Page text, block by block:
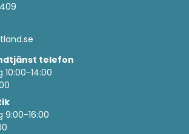
telefon
14:00
9:00-16:00